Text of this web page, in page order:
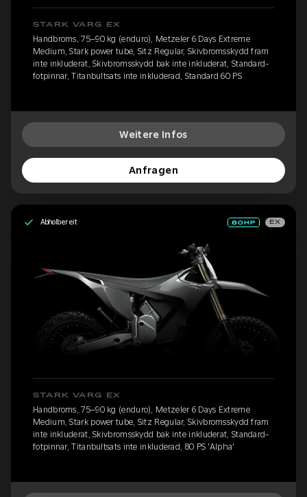
STARK VARG EX
Handbroms, 75–90 kg (enduro), Metzeler 6 Days Extreme
Medium, Stark power tube, Sitz Regular, Skivbromsskydd fram
inte inkluderat, Skivbromsskydd bak inte inkluderat, Standard-
fotpinnar, Titanbultsats inte inkluderad, Standard 60 PS
Weitere Infos
Anfragen
Abholbereit EX
STARK VARG EX
Handbroms, 75–90 kg (enduro), Metzeler 6 Days Extreme
Medium, Stark power tube, Sitz Regular, Skivbromsskydd fram
inte inkluderat, Skivbromsskydd bak inte inkluderat, Standard-
fotpinnar, Titanbultsats inte inkluderad, 80 PS 'Alpha'